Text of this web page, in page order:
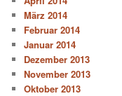
März 2014
Februar 2014
Januar 2014
Dezember 2013
November 2013
Oktober 2013